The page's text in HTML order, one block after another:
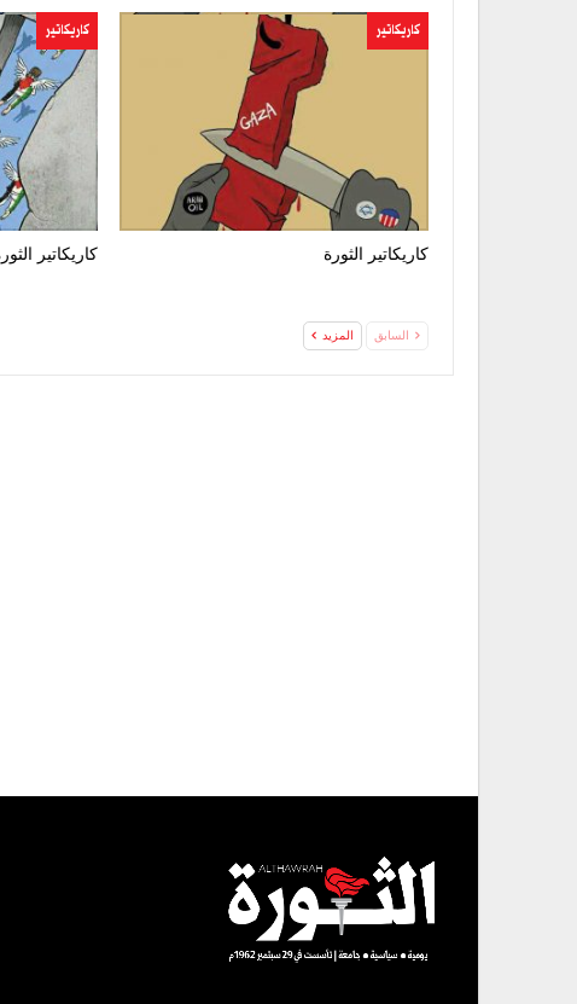
كاريكاتير
كاريكاتير الثورة
كاريكاتير
كاريكاتير
السابق المزيد